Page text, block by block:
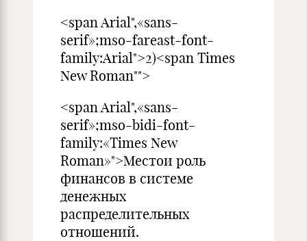
<span Arial",«sans-
serif»;mso-fareast-font-
family:Arial">2)<span Times
New Roman"">
<span Arial",«sans-
serif»;mso-bidi-font-
family:«Times New
Roman»">Местои роль
финансов в системе
денежных
распределительных
отношений.